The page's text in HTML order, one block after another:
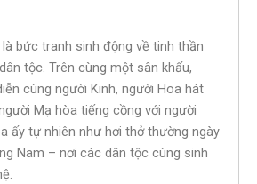
bức tranh sinh động về tinh thần
tộc. Trên cùng một sân khấu,
cùng người Kinh, người Hoa hát
Mạ hòa tiếng cồng với người
ấy tự nhiên như hơi thở thường ngày
Nam – nơi các dân tộc cùng sinh